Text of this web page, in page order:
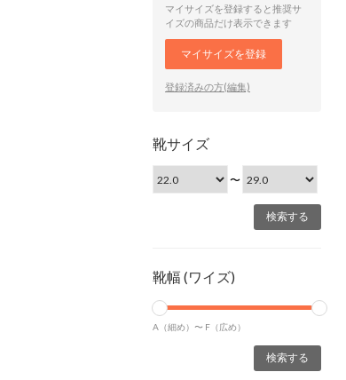
マイサイズを登録すると推奨サ
イズの商品だけ表示できます
マイサイズを登録
登録済みの方(編集)
靴サイズ
〜
靴幅 (ワイズ)
A（細め）〜 F（広め）